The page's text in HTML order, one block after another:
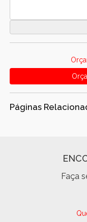
Páginas
Faça